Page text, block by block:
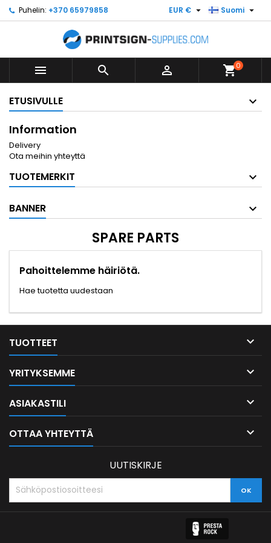
Puhelin: +370 65979858 Suomi 
EUR € 
   shopping_cart0
ETUSIVULLE
Information
Delivery
Ota meihin yhteyttä
TUOTEMERKIT
BANNER
SPARE PARTS
Pahoittelemme häiriötä.
Hae tuotetta uudestaan
TUOTTEET 
YRITYKSEMME 
ASIAKASTILI 
OTTAA YHTEYTTÄ 
UUTISKIRJE